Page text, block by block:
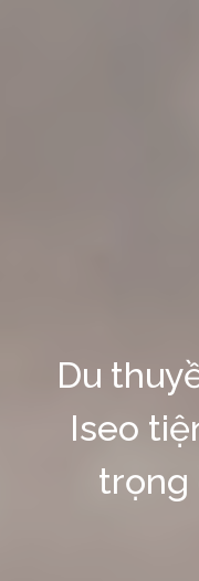
Du
Iseo
trọng